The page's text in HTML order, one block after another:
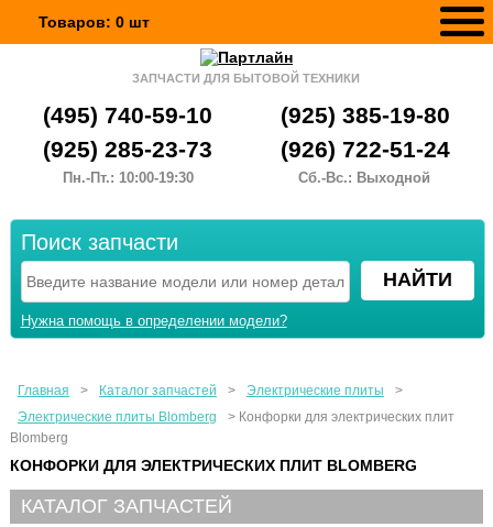
Товаров: 0 шт
ЗАПЧАСТИ ДЛЯ БЫТОВОЙ ТЕХНИКИ
(495) 740-59-10
(925) 385-19-80
(925) 285-23-73
(926) 722-51-24
Пн.-Пт.: 10:00-19:30 Сб.-Вс.: Выходной
Поиск запчасти
Нужна помощь в определении модели?
Главная > Каталог запчастей > Электрические плиты
>
Электрические плиты Blomberg
> Конфорки для электрических плит
Blomberg
КОНФОРКИ ДЛЯ ЭЛЕКТРИЧЕСКИХ ПЛИТ BLOMBERG
КАТАЛОГ ЗАПЧАСТЕЙ